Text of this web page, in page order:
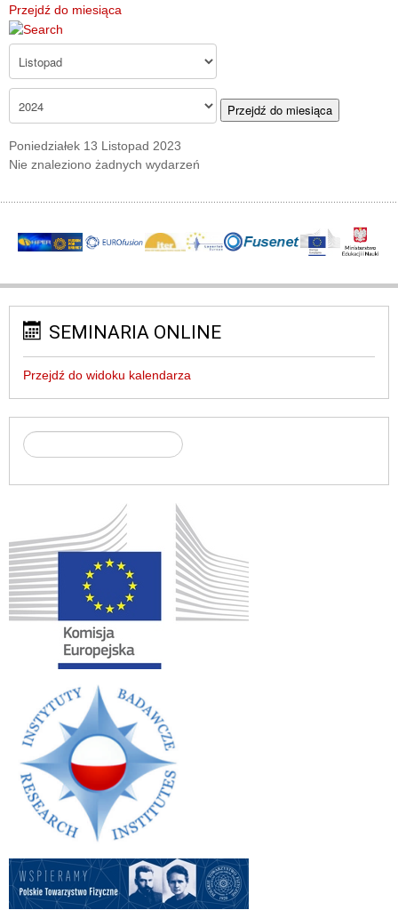
Przejdź do miesiąca
Przejdź do miesiąca
Poniedziałek 13 Listopad 2023
Nie znaleziono żadnych wydarzeń
SEMINARIA ONLINE
Przejdź do widoku kalendarza